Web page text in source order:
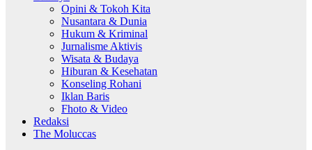
Opini & Tokoh Kita
Nusantara & Dunia
Hukum & Kriminal
Jurnalisme Aktivis
Wisata & Budaya
Hiburan & Kesehatan
Konseling Rohani
Iklan Baris
Fhoto & Video
Redaksi
The Moluccas